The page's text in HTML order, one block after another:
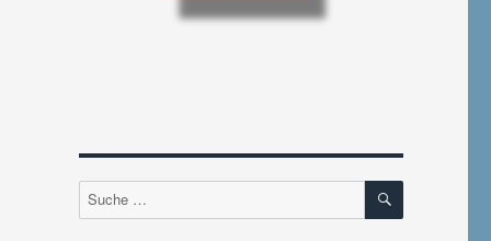
Suche
nach:
SUCHEN